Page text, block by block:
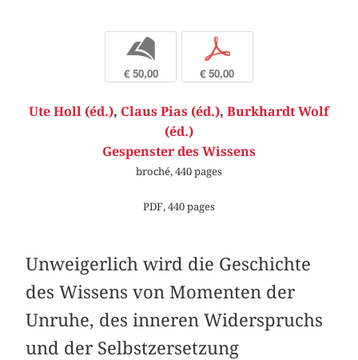
b
€ 50,00
p
€ 50,00
Ute Holl (éd.), Claus Pias (éd.), Burkhardt Wolf
(éd.)
Gespenster des Wissens
broché, 440 pages
PDF, 440 pages
Unweigerlich wird die Geschichte
des Wissens von Momenten der
Unruhe, des inneren Widerspruchs
und der Selbstzersetzung